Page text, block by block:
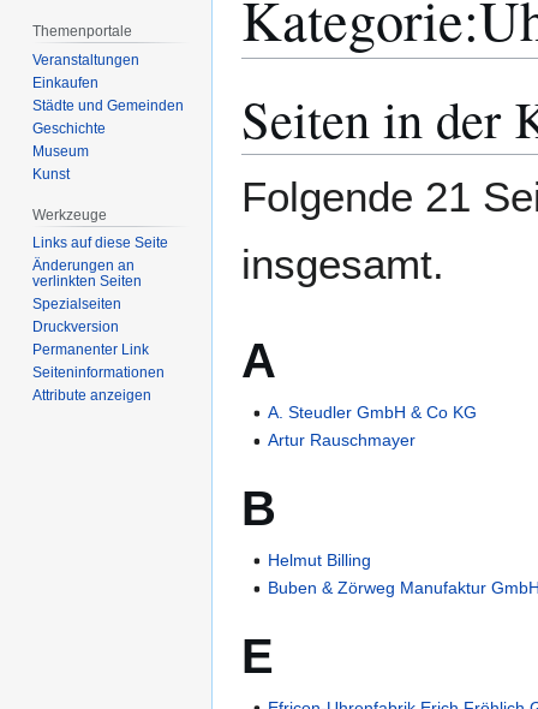
Kategorie:
Navigation
Suche
Seiten in der
Folgende 21
insgesamt.
A
A. Steudler GmbH & Co KG
Artur Rauschmayer
B
Helmut Billing
Buben & Zörweg Manufaktur
E
Themenportale
Veranstaltungen
Einkaufen
Städte und Gemeinden
Geschichte
Museum
Kunst
Werkzeuge
Links auf diese Seite
Änderungen an
verlinkten Seiten
Spezialseiten
Druckversion
Permanenter Link
Seiten­­informationen
Attribute anzeigen